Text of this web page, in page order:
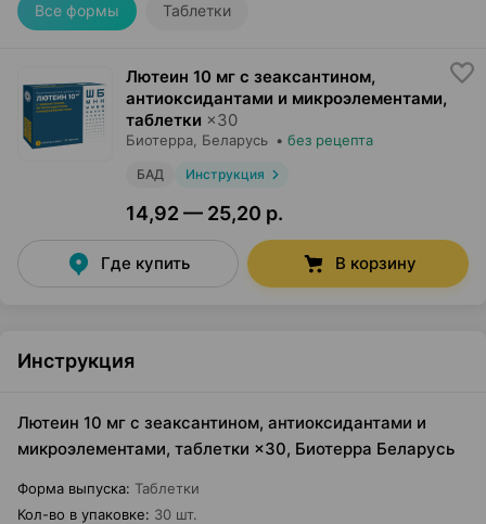
Все формы Таблетки
Лютеин 10 мг с зеаксантином,
антиоксидантами и микроэлементами,
таблетки ×30
Биотерра , Беларусь • без рецепта
БАД Инструкция
14,92 — 25,20 р.
Где купить В корзину
Инструкция
Лютеин 10 мг с зеаксантином, антиоксидантами и
микроэлементами, таблетки ×30, Биотерра Беларусь
Форма выпуска: Таблетки
Кол-во в упаковке: 30 шт.